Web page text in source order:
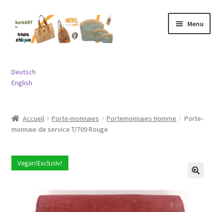
Aller
la
Aller
au
contenu
Menu
Porte-monnaies
enfant
le
enfant
Contact
Deutsch
English
Accueil Porte-monnaies Portemonnaies Homme
Porte-
monnaie de service T/709 Rouge
Vegan!Exclusiv!